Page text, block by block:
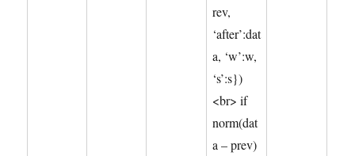
rev,
‘after’:dat
a, ‘w’:w,
‘s’:s})
<br> if
norm(dat
a – prev)